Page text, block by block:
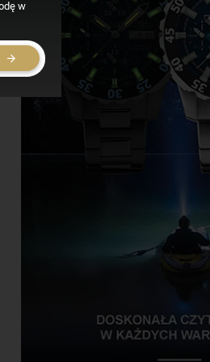
w